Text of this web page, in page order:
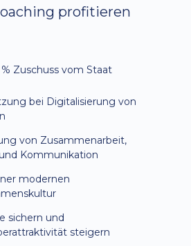
profitieren
% Zuschuss vom Staat
bei Digitalisierung von
von Zusammenarbeit,
Kommunikation
modernen
sichern und
steigern